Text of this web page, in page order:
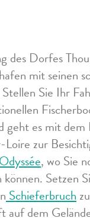
des Dorfes
mit seinen
Sie Ihr
geht es mit
zur
, wo Sie
Setzen
Schieferbruch
auf dem